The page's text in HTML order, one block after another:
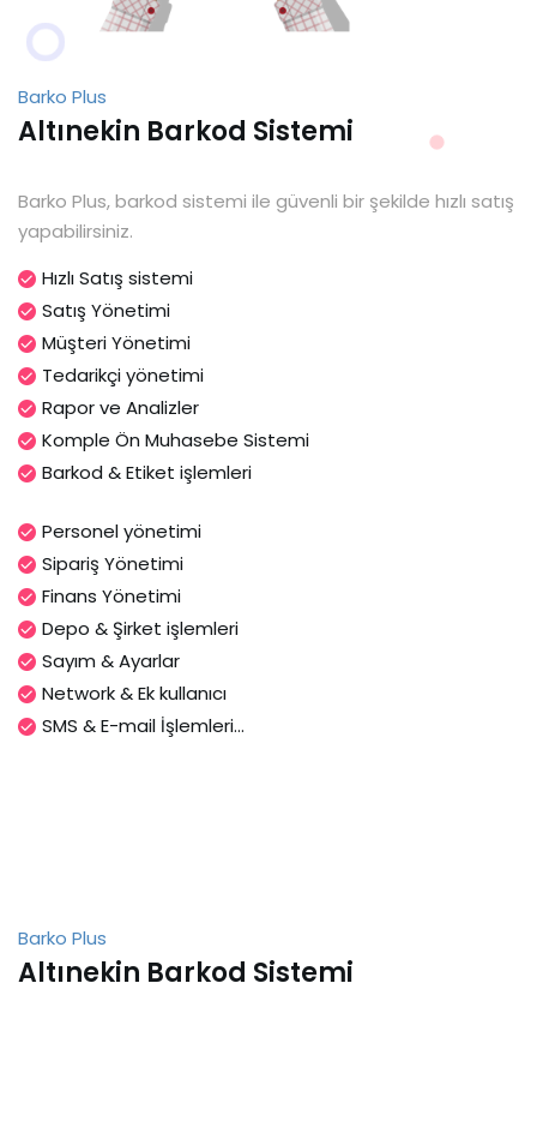
Barko Plus
Altınekin Barkod Sistemi
Barko Plus, barkod sistemi ile güvenli bir şekilde hızlı satış
yapabilirsiniz.
Hızlı Satış sistemi
Satış Yönetimi
Müşteri Yönetimi
Tedarikçi yönetimi
Rapor ve Analizler
Komple Ön Muhasebe Sistemi
Barkod & Etiket işlemleri
Personel yönetimi
Sipariş Yönetimi
Finans Yönetimi
Depo & Şirket işlemleri
Sayım & Ayarlar
Network & Ek kullanıcı
SMS & E-mail İşlemleri...
Barko Plus
Altınekin Barkod Sistemi